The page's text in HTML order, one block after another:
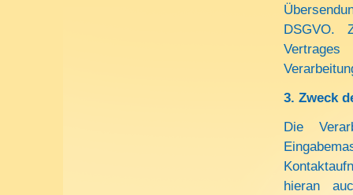
DSGVO.
3. Zweck
Die
hieran